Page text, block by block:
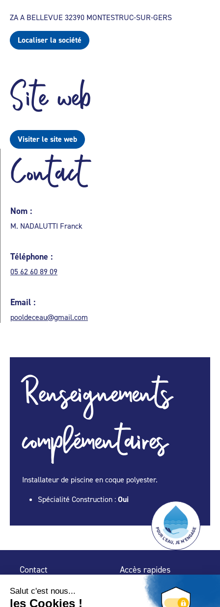
ZA A BELLEVUE 32390 MONTESTRUC-SUR-GERS
Localiser la société
Site web
Visiter le site web
Contact
Nom :
M. NADALUTTI Franck
Téléphone :
05 62 60 89 09
Email :
pooldeceau@gmail.com
Renseignements
complémentaires
Installateur de piscine en coque polyester.
Spécialité Construction : Oui
Contact
75 009 Paris
Accès rapides
Espace Presse